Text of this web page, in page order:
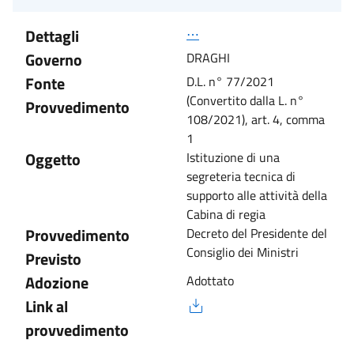
Dettagli
⋯
Governo DRAGHI
Fonte
Provvedimento
D.L. n° 77/2021
(Convertito dalla L. n°
108/2021), art. 4, comma
1
Oggetto
Istituzione di una
segreteria tecnica di
supporto alle attività della
Cabina di regia
Provvedimento
Previsto
Decreto del Presidente del
Consiglio dei Ministri
Adozione Adottato
Link al
provvedimento